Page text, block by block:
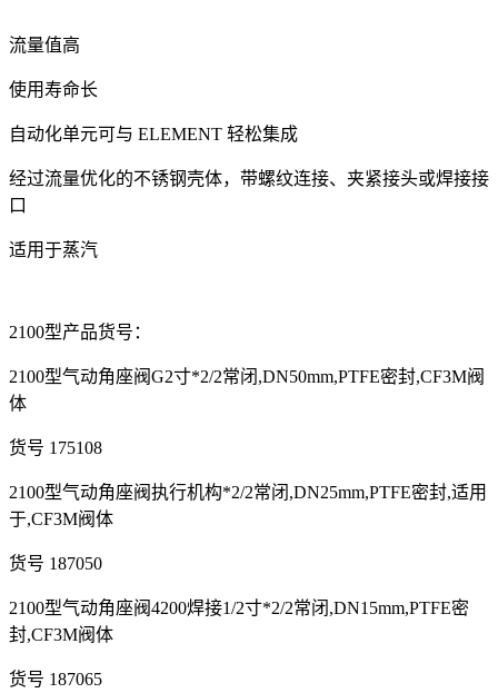
流量值高
使用寿命长
自动化单元可与 ELEMENT 轻松集成
经过流量优化的不锈钢壳体，带螺纹连接、夹紧接头或焊接接
口
适用于蒸汽
2100型产品货号：
2100型气动角座阀G2寸*2/2常闭,DN50mm,PTFE密封,CF3M阀
体
货号 175108
2100型气动角座阀执行机构*2/2常闭,DN25mm,PTFE密封,适用
于,CF3M阀体
货号 187050
2100型气动角座阀4200焊接1/2寸*2/2常闭,DN15mm,PTFE密
封,CF3M阀体
货号 187065